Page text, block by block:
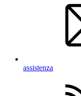
assistenza